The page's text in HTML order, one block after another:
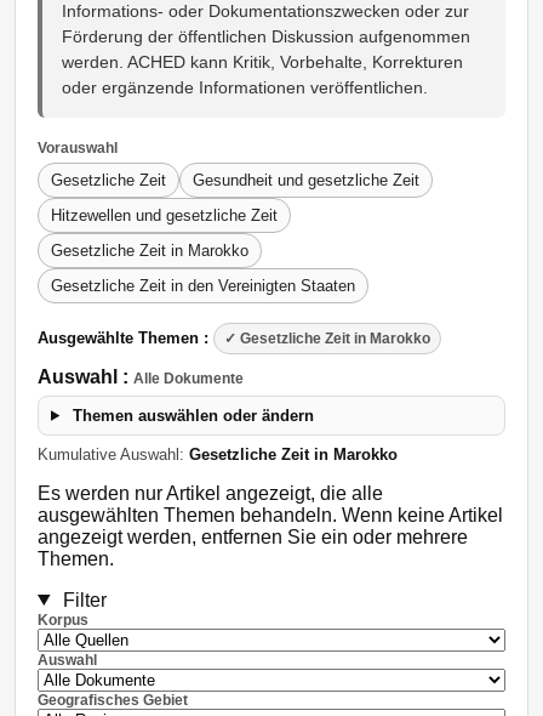
Informations- oder Dokumentationszwecken oder zur
Förderung der öffentlichen Diskussion aufgenommen
werden. ACHED kann Kritik, Vorbehalte, Korrekturen
oder ergänzende Informationen veröffentlichen.
Vorauswahl
Gesetzliche Zeit
Gesundheit und gesetzliche Zeit
Hitzewellen und gesetzliche Zeit
Gesetzliche Zeit in Marokko
Gesetzliche Zeit in den Vereinigten Staaten
Ausgewählte Themen : ✓ Gesetzliche Zeit in Marokko
Auswahl : Alle Dokumente
Themen auswählen oder ändern
Kumulative Auswahl: Gesetzliche Zeit in Marokko
Es werden nur Artikel angezeigt, die alle
ausgewählten Themen behandeln. Wenn keine Artikel
angezeigt werden, entfernen Sie ein oder mehrere
Themen.
Filter
Korpus
Auswahl
Geografisches Gebiet